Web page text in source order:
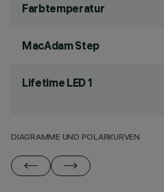
Farbtemperatur
MacAdam Step
Lifetime LED 1
DIAGRAMME UND POLARKURVEN